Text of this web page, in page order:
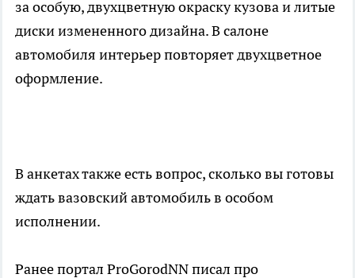
за особую, двухцветную окраску кузова и литые
диски измененного дизайна. В салоне
автомобиля интерьер повторяет двухцветное
оформление.
В анкетах также есть вопрос, сколько вы готовы
ждать вазовский автомобиль в особом
исполнении.
Ранее портал ProGorodNN писал про